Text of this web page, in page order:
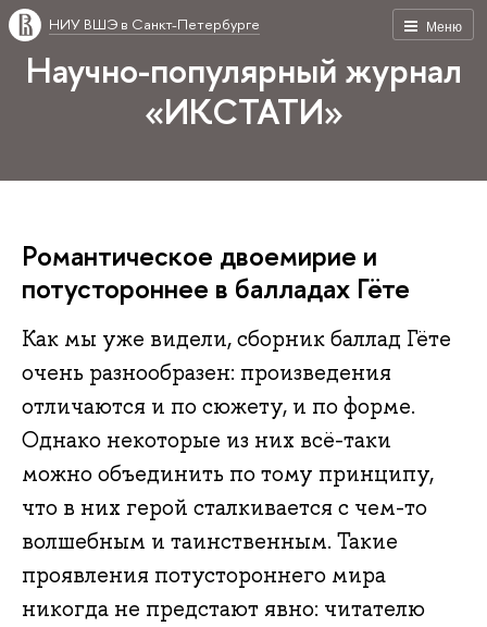
Меню
НИУ ВШЭ в Санкт-Петербурге
Научно-популярный журнал
«ИКСТАТИ»
Романтическое двоемирие и
потустороннее в балладах Гёте
Как мы уже видели, сборник баллад Гёте
очень разнообразен: произведения
отличаются и по сюжету, и по форме.
Однако некоторые из них всё-таки
можно объединить по тому принципу,
что в них герой сталкивается с чем-то
волшебным и таинственным. Такие
проявления потустороннего мира
никогда не предстают явно: читателю